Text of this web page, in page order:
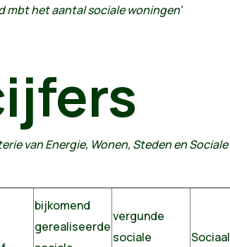
mbt het aantal sociale woningen'
van Energie, Wonen, Steden en Sociale
bijkomend
gerealiseerde
vergunde
sociale
Sociaal